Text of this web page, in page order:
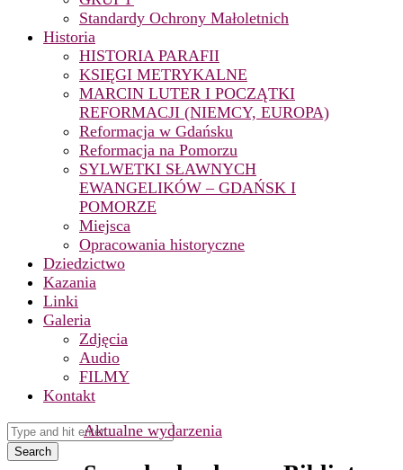
Standardy Ochrony Małoletnich
Historia
HISTORIA PARAFII
KSIĘGI METRYKALNE
MARCIN LUTER I POCZĄTKI
REFORMACJI (NIEMCY, EUROPA)
Reformacja w Gdańsku
Reformacja na Pomorzu
SYLWETKI SŁAWNYCH
EWANGELIKÓW – GDAŃSK I
POMORZE
Miejsca
Opracowania historyczne
Dziedzictwo
Kazania
Linki
Galeria
Zdjęcia
Audio
FILMY
Kontakt
Search
Aktualne wydarzenia